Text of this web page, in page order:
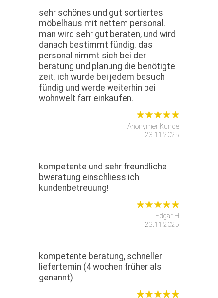
sehr schönes und gut sortiertes
möbelhaus mit nettem personal.
man wird sehr gut beraten, und wird
danach bestimmt fündig. das
personal nimmt sich bei der
beratung und planung die benötigte
zeit. ich wurde bei jedem besuch
fündig und werde weiterhin bei
wohnwelt farr einkaufen.
Anonymer Kunde
23.11.2025
kompetente und sehr freundliche
bweratung einschliesslich
kundenbetreuung!
Edgar H
23.11.2025
kompetente beratung, schneller
liefertemin (4 wochen früher als
genannt)